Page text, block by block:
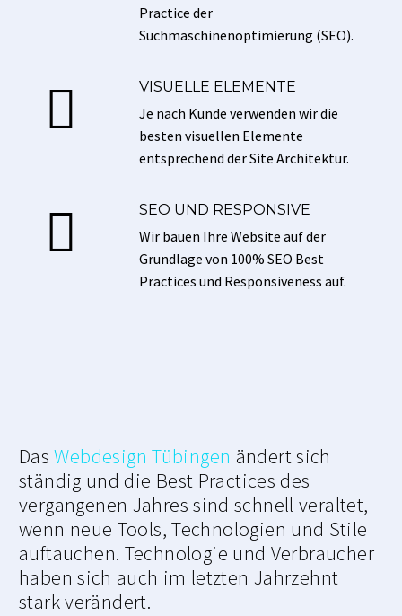
Practice der
Suchmaschinenoptimierung (SEO).

 VISUELLE ELEMENTE
Je nach Kunde verwenden wir die
besten visuellen Elemente
entsprechend der Site Architektur.

 SEO UND RESPONSIVE
Wir bauen Ihre Website auf der
Grundlage von 100% SEO Best
Practices und Responsiveness auf.
DasWebdesign Tübingen ändert sich
ständig und die Best Practices des
vergangenen Jahres sind schnell veraltet,
wenn neue Tools, Technologien und Stile
auftauchen. Technologie und Verbraucher
haben sich auch im letzten Jahrzehnt
stark verändert.